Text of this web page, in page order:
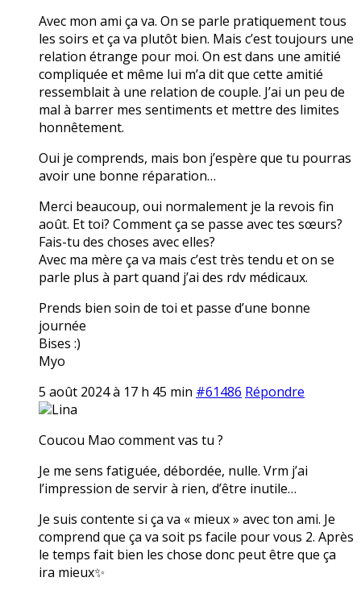
Avec mon ami ça va. On se parle pratiquement tous
les soirs et ça va plutôt bien. Mais c’est toujours une
relation étrange pour moi. On est dans une amitié
compliquée et même lui m’a dit que cette amitié
ressemblait à une relation de couple. J’ai un peu de
mal à barrer mes sentiments et mettre des limites
honnêtement.
Oui je comprends, mais bon j’espère que tu pourras
avoir une bonne réparation…
Merci beaucoup, oui normalement je la revois fin
août. Et toi? Comment ça se passe avec tes sœurs?
Fais-tu des choses avec elles?
Avec ma mère ça va mais c’est très tendu et on se
parle plus à part quand j’ai des rdv médicaux.
Prends bien soin de toi et passe d’une bonne
journée
Bises :)
Myo
5 août 2024 à 17 h 45 min #61486 Répondre
Lina
Coucou Mao comment vas tu ?
Je me sens fatiguée, débordée, nulle. Vrm j’ai
l’impression de servir à rien, d’être inutile…
Je suis contente si ça va « mieux » avec ton ami. Je
comprend que ça va soit ps facile pour vous 2. Après
le temps fait bien les chose donc peut être que ça
ira mieux✨